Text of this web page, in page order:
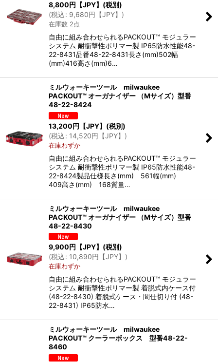
8,800円【JPY】 (税別)
(税込: 9,680円【JPY】 )
在庫数 2点
自由に組み合わせられるPACKOUT™ モジュラー
システム 耐衝撃性ポリマー製 IP65防水性能48-
22-8431品番48-22-8431長さ(mm)502幅
(mm)416高さ(mm)6…
ミルウォーキーツール milwaukee
PACKOUT™ オーガナイザー （Mサイズ）型番
48-22-8424
13,200円【JPY】 (税別)
(税込: 14,520円【JPY】 )
在庫わずか
自由に組み合わせられるPACKOUT™ モジュラー
システム 耐衝撃性ポリマー製 IP65防水性能48-
22-8424製品仕様長さ(mm) 561幅(mm)
409高さ(mm) 168質量…
ミルウォーキーツール milwaukee
PACKOUT™ オーガナイザー （Mサイズ）型番
48-22-8430
9,900 円【JPY】 (税別)
(税込: 10,890円【JPY】 )
在庫わずか
自由に組み合わせられるPACKOUT™ モジュラー
システム 耐衝撃性ポリマー製 着脱式内ケース付
(48-22-8430) 着脱式ケース・間仕切り付 (48-
22-8431) IP65防水…
ミルウォーキーツール milwaukee
PACKOUT™ クーラーボックス 型番48-22-
8460